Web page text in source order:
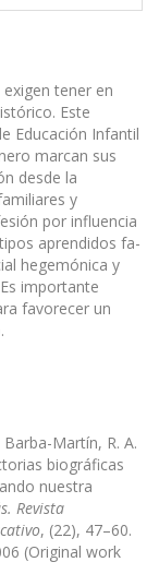
tener en
Este
Educación Infantil
marcan sus
desde la
y
por influencia
aprendidos fa-
hegemónica y
importante
favorecer un
Martín, R. A.
biográficas
nuestra
Revista
, (22), 47–60.
(Original work